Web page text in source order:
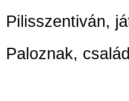
Pilisszentiván,
Paloznak,